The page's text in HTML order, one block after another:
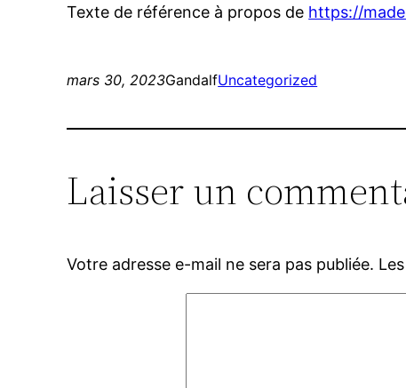
Texte de référence à propos de https://
mars 30, 2023GandalfUncategorized
Laisser un
Votre adresse e-mail ne sera pas publiée.